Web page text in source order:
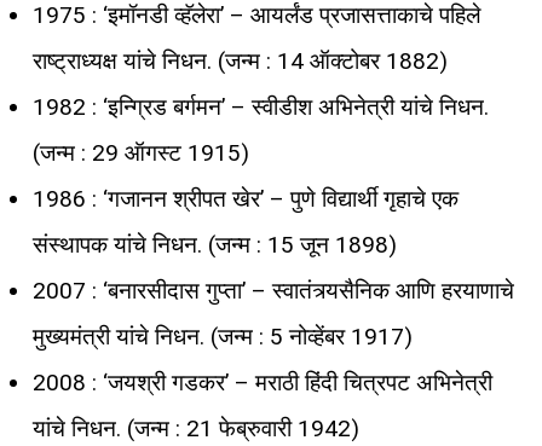
1975 : ‘इमॉनडी व्हॅलेरा’ – आयर्लंड प्रजासत्ताकाचे पहिले
राष्ट्राध्यक्ष यांचे निधन. (जन्म : 14 ऑक्टोबर 1882)
1982 : ‘इन्ग्रिड बर्गमन’ – स्वीडीश अभिनेत्री यांचे निधन.
(जन्म : 29 ऑगस्ट 1915)
1986 : ‘गजानन श्रीपत खेर’ – पुणे विद्यार्थी गृहाचे एक
संस्थापक यांचे निधन. (जन्म : 15 जून 1898)
2007 : ‘बनारसीदास गुप्ता’ – स्वातंत्र्यसैनिक आणि हरयाणाचे
मुख्यमंत्री यांचे निधन. (जन्म : 5 नोव्हेंबर 1917)
2008 : ‘जयश्री गडकर’ – मराठी हिंदी चित्रपट अभिनेत्री
यांचे निधन. (जन्म : 21 फेब्रुवारी 1942)